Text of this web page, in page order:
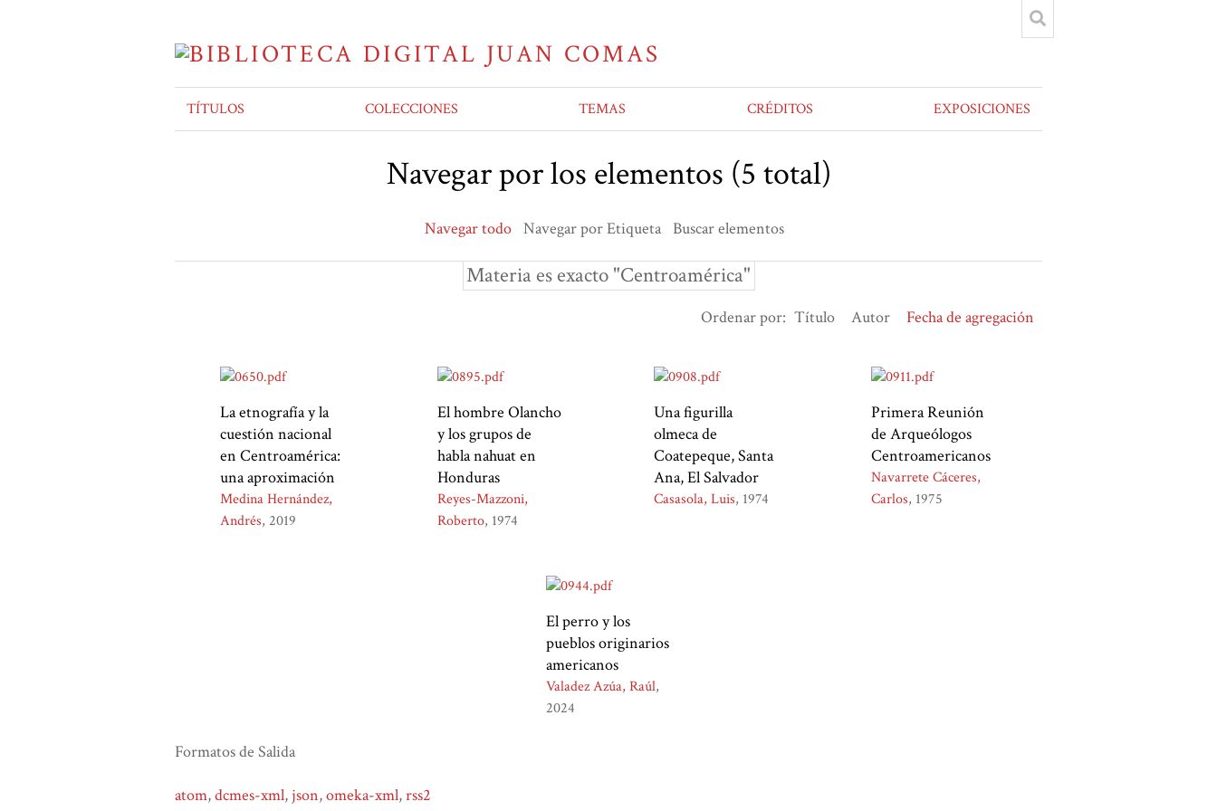
TÍTULOS COLECCIONES TEMAS CRÉDITOS EXPOSICIONES
Navegar por los elementos (5 total)
Navegar todo Navegar por Etiqueta Buscar elementos
Materia es exacto "Centroamérica"
Ordenar por: Título Autor Fecha de agregación
La etnografía y la
cuestión nacional
en Centroamérica:
una aproximación
Medina Hernández,
Andrés 2019
El hombre Olancho
y los grupos de
habla nahuat en
Honduras
Reyes-Mazzoni,
Roberto 1974
Una figurilla
olmeca de
Coatepeque, Santa
Ana, El Salvador
Casasola, Luis 1974
Primera Reunión
de Arqueólogos
Centroamericanos
Navarrete Cáceres,
Carlos 1975
El perro y los
pueblos originarios
americanos
Valadez Azúa, Raúl
2024
Formatos de Salida
atom,dcmes-xml, json,omeka-xml,rss2